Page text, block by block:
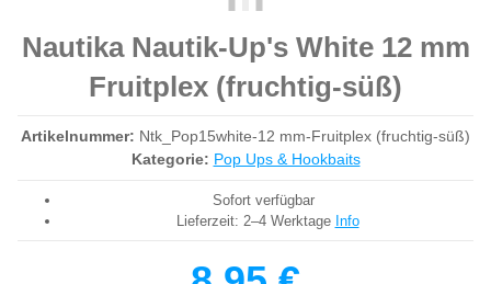
Nautika Nautik-Up's White 12 mm
Fruitplex (fruchtig-süß)
Artikelnummer: Ntk_Pop15white-12 mm-Fruitplex (fruchtig-süß)
Kategorie: Pop Ups & Hookbaits
Sofort verfügbar
Lieferzeit: 2–4 Werktage Info